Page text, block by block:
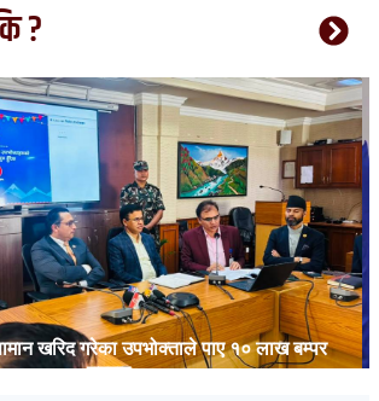
?
खरिद गरेका उपभोक्ताले पाए १० लाख बम्पर
उपहार